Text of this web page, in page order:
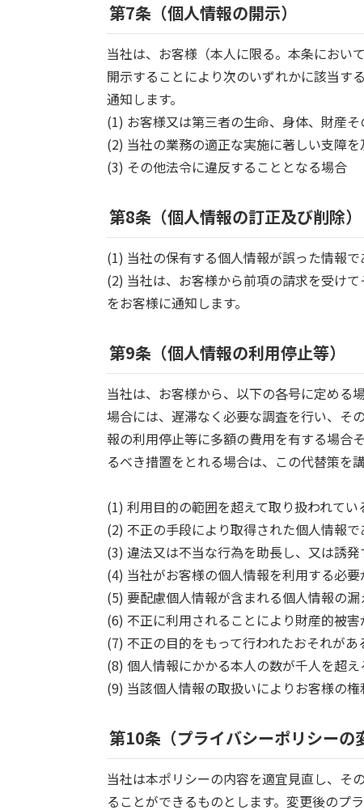
第7条（個人情報の開示）
当社は、お客様（本人に限る。本条におい
開示することにより次のいずれかに該当す
通知します。
(1) お客様又は第三者の生命、身体、財産
(2) 当社の業務の適正な実施に著しい支障
(3) その他法令に違反することとなる場合
第8条（個人情報の訂正及び削除）
(1) 当社の保有する個人情報が誤った情報
(2) 当社は、お客様から前項の請求を受け
をお客様に通知します。
第9条（個人情報の利用停止等）
当社は、お客様から、以下の各号に定める
場合には、遅滞なく必要な調査を行い、そ
報の利用停止等に多額の費用を有する場合
るべき措置をとれる場合は、この代替策を講
(1) 利用目的の範囲を超えて取り扱われてい
(2) 不正の手段により取得された個人情報
(3) 違法又は不当な行為を助長し、又は誘
(4) 当社がお客様の個人情報を利用する必
(5) 要配慮個人情報が含まれる個人情報の
(6) 不正に利用されることにより財産的被
(7) 不正の目的をもって行われたおそれが
(8) 個人情報にかかる本人の数が千人を超
(9) 当該個人情報の取扱いによりお客様の
第10条（プライバシーポリシーの
当社は本ポリシーの内容を適宜見直し、そ
ることができるものとします。変更後のプ